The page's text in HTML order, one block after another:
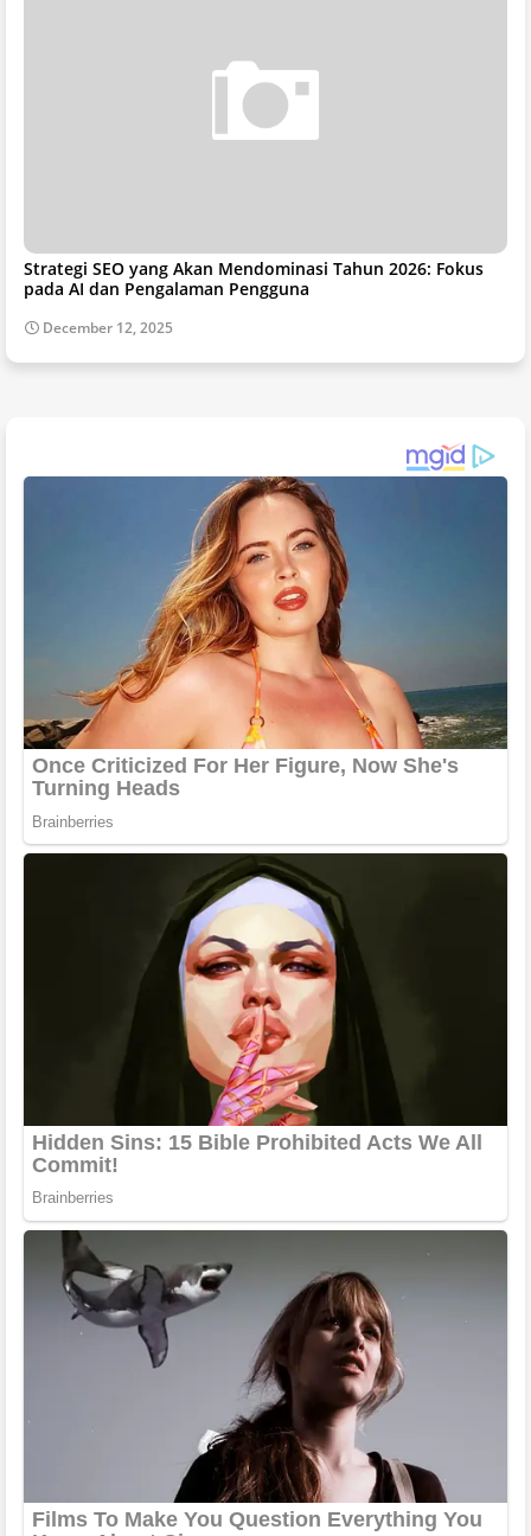
Strategi SEO yang Akan Mendominasi Tahun 2026: Fokus
pada AI dan Pengalaman Pengguna
December 12, 2025